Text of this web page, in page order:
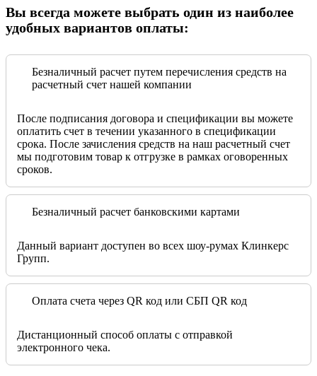
Вы всегда можете выбрать один из наиболее
удобных вариантов оплаты:
Безналичный расчет путем перечисления средств на
расчетный счет нашей компании
После подписания договора и спецификации вы можете
оплатить счет в течении указанного в спецификации
срока. После зачисления средств на наш расчетный счет
мы подготовим товар к отгрузке в рамках оговоренных
сроков.
Безналичный расчет банковскими картами
Данный вариант доступен во всех шоу-румах Клинкерс
Групп.
Оплата счета через QR код или СБП QR код
Дистанционный способ оплаты с отправкой
электронного чека.